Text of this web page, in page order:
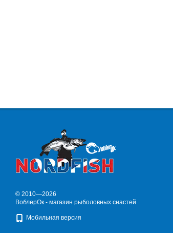
© 2010—2026
ВоблерОк - магазин рыболовных снастей
Мобильная версия